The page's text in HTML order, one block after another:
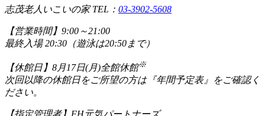
志茂老人いこいの家 TEL： 03-3902-5608
【営業時間】 9:00～21:00
最終入場 20:30（遊泳は20:50まで）
【休館日】 8月17日(月)全館休館※
次回以降の休館日をご所望の方は『年間予定表』をご確認く
ださい。